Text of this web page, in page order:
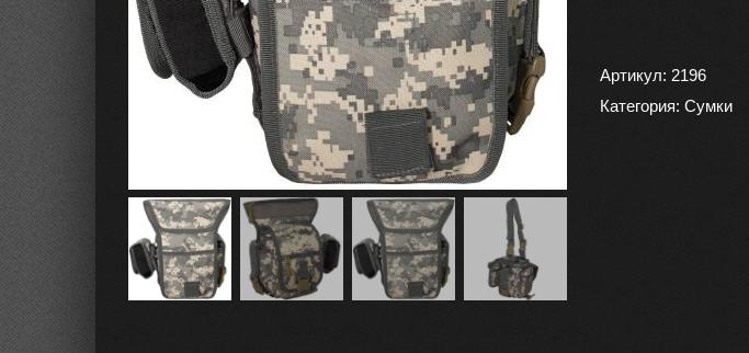
тактическая
поясная
Артикул: 2196
Категория: Сумки